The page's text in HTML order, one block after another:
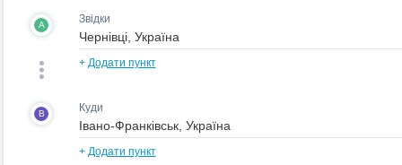
A Звідки
+ Додати пункт
B Куди
+ Додати пункт